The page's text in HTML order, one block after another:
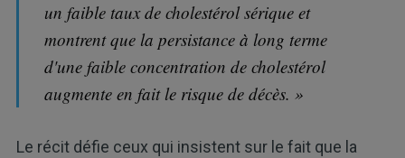
un faible taux de cholestérol sérique et
montrent que la persistance à long terme
d'une faible concentration de cholestérol
augmente en fait le risque de décès. »
Le récit défie ceux qui insistent sur le fait que la